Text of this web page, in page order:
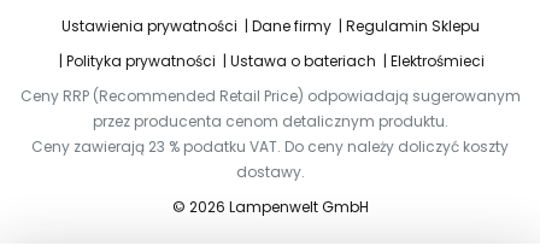
Ustawienia prywatności Dane firmy
Regulamin Sklepu
Polityka prywatności
Ustawa o bateriach
Elektrośmieci
Ceny RRP (Recommended Retail Price) odpowiadają sugerowanym
przez producenta cenom detalicznym produktu.
Ceny zawierają 23 % podatku VAT. Do ceny należy doliczyć koszty
dostawy.
© 2026 Lampenwelt GmbH